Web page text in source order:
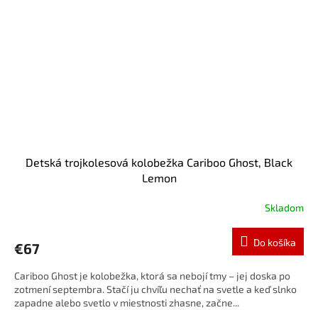
Detská trojkolesová kolobežka Cariboo Ghost, Black
Lemon
Skladom
€67 Do košíka
Cariboo Ghost je kolobežka, ktorá sa nebojí tmy – jej doska po
zotmení septembra. Stačí ju chvíľu nechať na svetle a keď slnko
zapadne alebo svetlo v miestnosti zhasne, začne...